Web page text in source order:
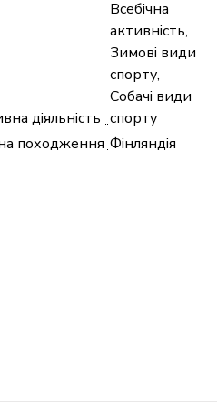
діяльність
Всебічна
активність,
Зимові види
спорту,
Собачі види
спорту
походження Фінляндія